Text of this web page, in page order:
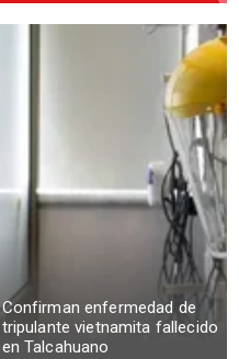
Confirman enfermedad de
tripulante vietnamita fallecido
en Talcahuano